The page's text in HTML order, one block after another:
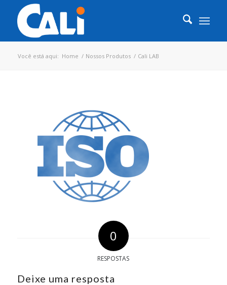
Você está aqui: Home / Nossos Produtos / Cali LAB
0
RESPOSTAS
Deixe uma resposta